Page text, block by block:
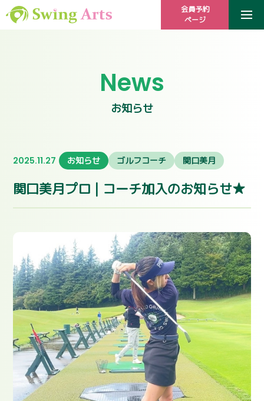
会員予約
ページ
News
お知らせ
2025.11.27 お知らせ ゴルフコーチ 関口美月
関口美月プロ | コーチ加入のお知らせ★